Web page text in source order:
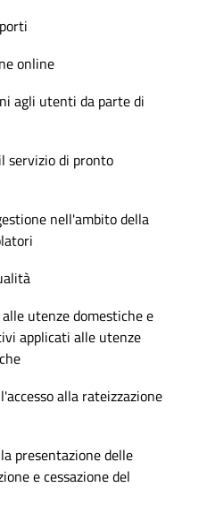
online
agli utenti da parte di
servizio di pronto
nell'ambito della
utenze domestiche e
applicati alle utenze
alla rateizzazione
presentazione delle
e cessazione del